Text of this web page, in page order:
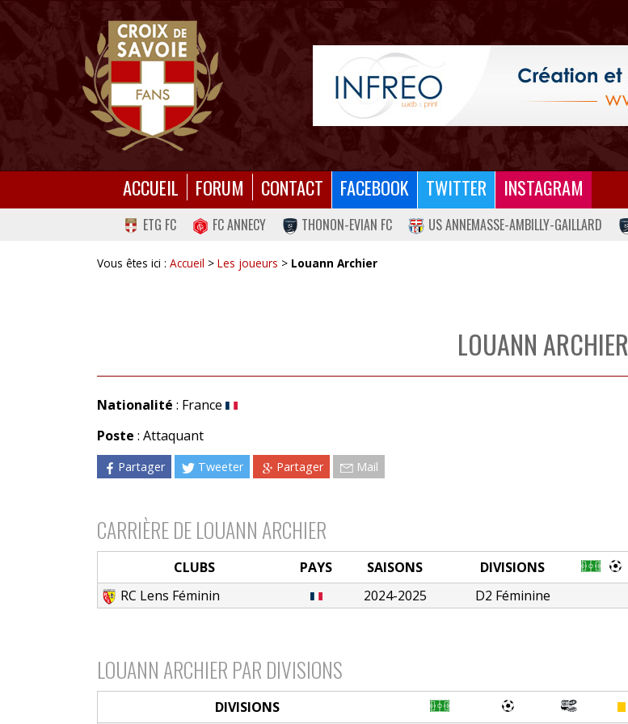
ACCUEIL FORUM CONTACT FACEBOOK TWITTER INSTAGRAM
ETG FC FC ANNECY THONON-EVIAN FC US ANNEMASSE-AMBILLY-GAILLARD
Vous êtes ici : Accueil > Les joueurs > Louann Archier
LOUANN ARCHIER
Nationalité : France
Poste : Attaquant
Partager Tweeter Partager Mail
CARRIÈRE DE LOUANN ARCHIER
CLUBS PAYS SAISONS
DIVISIONS
RC Lens Féminin
2024-2025 D2 Féminine
LOUANN ARCHIER PAR DIVISIONS
DIVISIONS